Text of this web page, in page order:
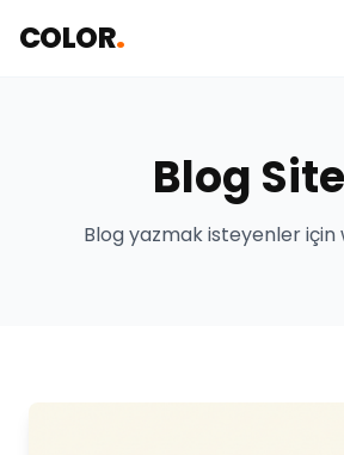
COLOR.
Blog
Blog yazmak isteyenler için